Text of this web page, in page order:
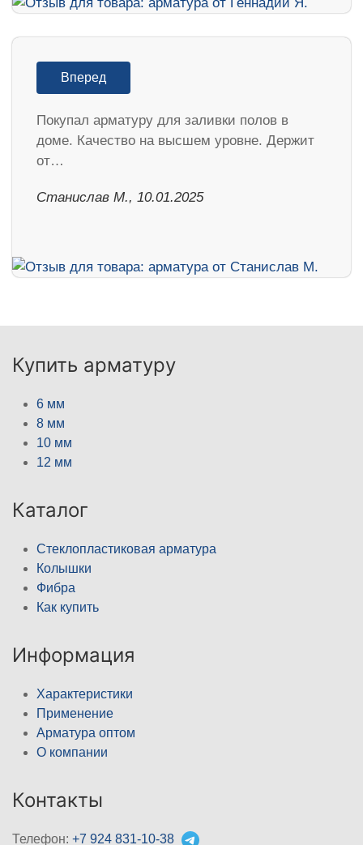
Вперед
Покупал арматуру для заливки полов в
доме. Качество на высшем уровне. Держит
от…
Станислав М., 10.01.2025
Купить арматуру
6 мм
8 мм
10 мм
12 мм
Каталог
Стеклопластиковая арматура
Колышки
Фибра
Как купить
Информация
Характеристики
Применение
Арматура оптом
О компании
Контакты
Телефон: +7 924 831-10-38